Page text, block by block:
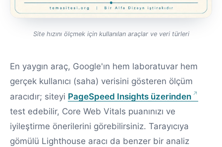
Site hızını ölçmek için kullanılan araçlar ve veri türleri
En yaygın araç, Google'ın hem laboratuvar hem
gerçek kullanıcı (saha) verisini gösteren ölçüm
aracıdır; siteyi PageSpeed Insights üzerinden
test edebilir, Core Web Vitals puanınızı ve
iyileştirme önerilerini görebilirsiniz. Tarayıcıya
gömülü Lighthouse aracı da benzer bir analiz